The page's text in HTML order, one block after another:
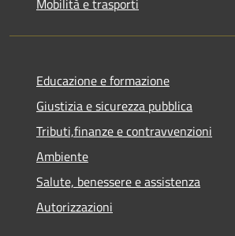
Mobilità e trasporti
Educazione e formazione
Giustizia e sicurezza pubblica
Tributi,finanze e contravvenzioni
Ambiente
Salute, benessere e assistenza
Autorizzazioni